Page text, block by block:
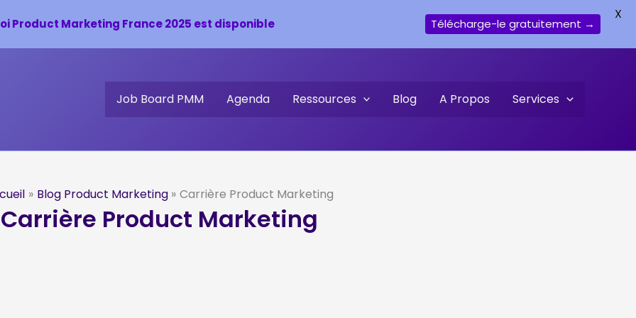
Job Board PMM Agenda Ressources Blog A Propos Services
Blog Product Marketing Carrière Product Marketing
Carrière Product Marketing
Product Marketing France 2025 est disponible Télécharge-le gratuitement →
X